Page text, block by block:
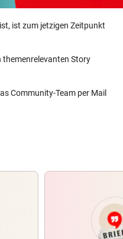
ist zum jetzigen Zeitpunkt
themenrelevanten Story
Community-Team per Mail